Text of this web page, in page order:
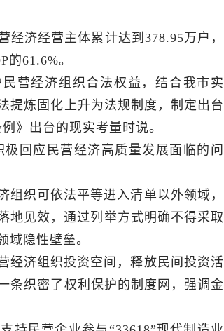
济经营主体累计达到378.95万户，
61.6%。
营经济组织合法权益，结合我市实
提炼固化上升为法规制度，制定出台
》出台的现实考量时说。
回应民营经济高质量发展面临的问
织可依法平等进入清单以外领域，
地见效，通过列举方式明确不得采取
域隐性壁垒。
经济组织投资空间，释放民间投资活
条织密了权利保护的制度网，强调金